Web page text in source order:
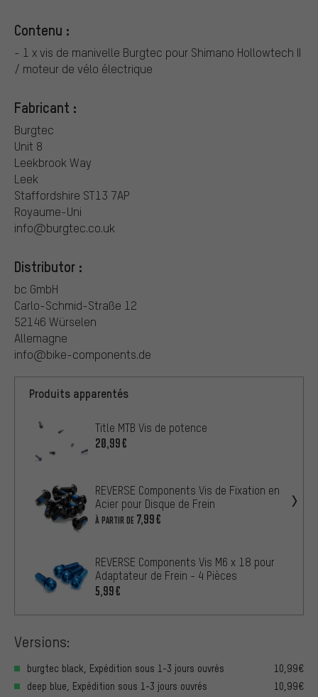
Contenu :
- 1 x vis de manivelle Burgtec pour Shimano Hollowtech II
/ moteur de vélo électrique
Fabricant :
Burgtec
Unit 8
Leekbrook Way
Leek
Staffordshire ST13 7AP
Royaume-Uni
info@burgtec.co.uk
Distributor :
bc GmbH
Carlo-Schmid-Straße 12
52146 Würselen
Allemagne
info@bike-components.de
Produits apparentés
Title MTB Vis de potence
20,99€
REVERSE Components Vis de Fixation en
Acier pour Disque de Frein
À PARTIR DE 7,99€
REVERSE Components Vis M6 x 18 pour
Adaptateur de Frein - 4 Pièces
5,99€
Versions:
burgtec black, Expédition sous 1-3 jours ouvrés
10,99€
deep blue, Expédition sous 1-3 jours ouvrés
10,99€